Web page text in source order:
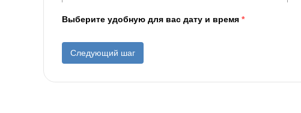
Выберите удобную для вас дату и время *
Следующий шаг